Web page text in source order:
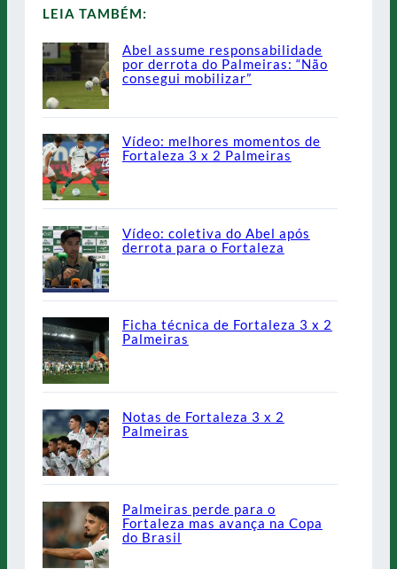
LEIA TAMBÉM:
Abel assume responsabilidade
por derrota do Palmeiras: “Não
consegui mobilizar”
Vídeo: melhores momentos de
Fortaleza 3 x 2 Palmeiras
Vídeo: coletiva do Abel após
derrota para o Fortaleza
Ficha técnica de Fortaleza 3 x 2
Palmeiras
Notas de Fortaleza 3 x 2
Palmeiras
Palmeiras perde para o
Fortaleza mas avança na Copa
do Brasil